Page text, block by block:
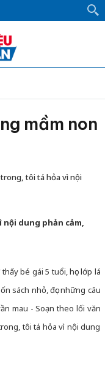
mầm non
tôi tá hỏa vì nội
dung phản cảm,
bé gái 5 tuổi, học lớp lá
sách nhỏ, đọc những câu
mau - Soạn theo lối văn
tôi tá hỏa vì nội dung